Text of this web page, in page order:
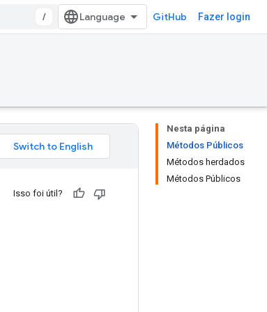
/ GitHub Fazer login
Nesta página
Métodos Públicos
Métodos herdados
Métodos Públicos
Isso foi útil?